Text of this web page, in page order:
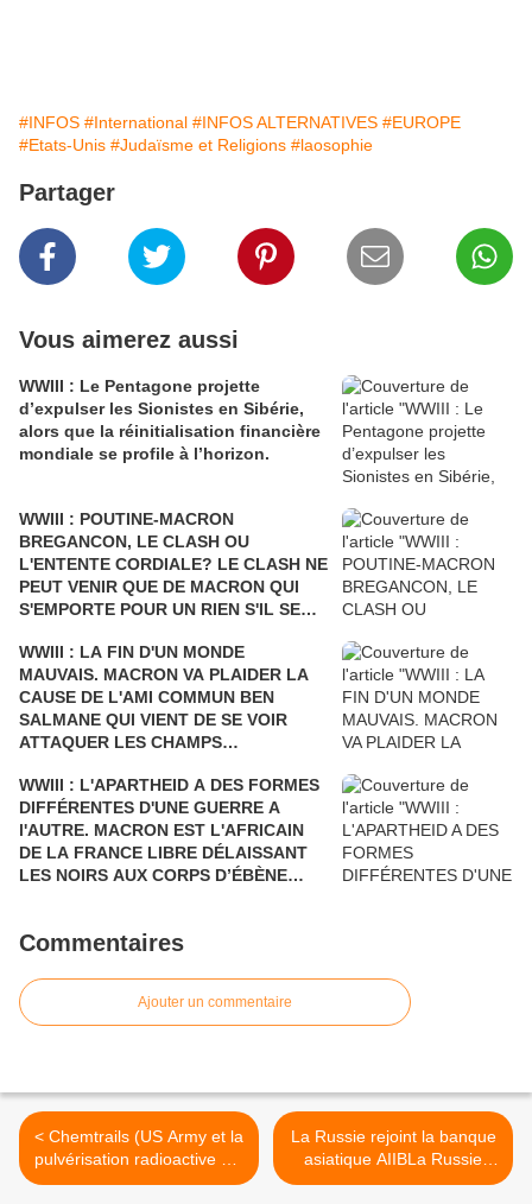
#INFOS #International #INFOS ALTERNATIVES #EUROPE
#Etats-Unis #Judaïsme et Religions #laosophie
Partager
Vous aimerez aussi
WWIII : Le Pentagone projette
d’expulser les Sionistes en Sibérie,
alors que la réinitialisation financière
mondiale se profile à l’horizon.
WWIII : POUTINE-MACRON
BREGANCON, LE CLASH OU
L'ENTENTE CORDIALE? LE CLASH NE
PEUT VENIR QUE DE MACRON QUI
S'EMPORTE POUR UN RIEN S'IL SE
ÉTÉ SARKOZY!
WWIII : LA FIN D'UN MONDE
MAUVAIS. MACRON VA PLAIDER LA
CAUSE DE L'AMI COMMUN BEN
SALMANE QUI VIENT DE SE VOIR
ATTAQUER LES CHAMPS
ET D'ARAMCO PAR LE YÉMEN Où LA
FRANCE BOMBARDE LES ENFANTS
ET LES CIVILS, AU PRÉSIDENT DE
TOUTES LES RUSSIES.
WWIII : L'APARTHEID A DES FORMES
DIFFÉRENTES D'UNE GUERRE A
l'AUTRE. MACRON EST L'AFRICAIN
DE LA FRANCE LIBRE DÉLAISSANT
LES NOIRS AUX CORPS D’ÉBÈNE
DÉBARQUEMENT DE PROVENCE. UN
GOUMIERS, SPAHIS ET TIRAILLEURS
QUI N’ÉTAIENT PAS REPRÉSENTÉS.
Commentaires
Ajouter un commentaire
< Chemtrails (US Army et la
pulvérisation radioactive sur
le Monde)
La Russie rejoint la banque
asiatique AIIBLa Russie
rejoint la banque asiatique